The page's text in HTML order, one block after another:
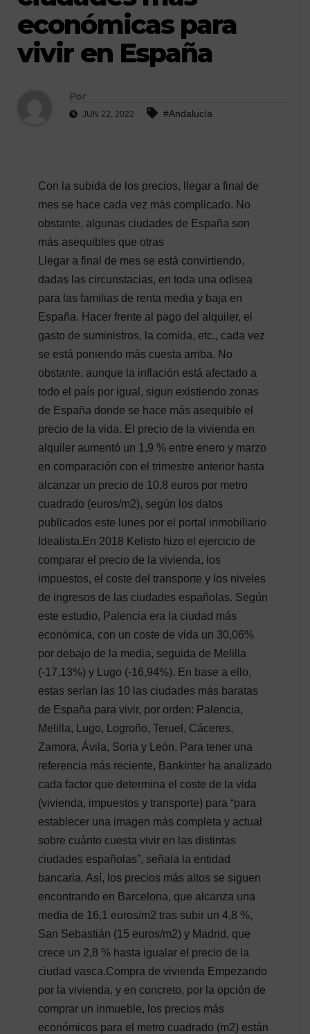
económicas para
vivir en España
Por
JUN 22, 2022 #Andalucía
Con la subida de los precios, llegar a final de
mes se hace cada vez más complicado. No
obstante, algunas ciudades de España son
más asequibles que otras
Llegar a final de mes se está convirtiendo,
dadas las circunstacias, en toda una odisea
para las familias de renta media y baja en
España. Hacer frente al pago del alquiler, el
gasto de suministros, la comida, etc., cada vez
se está poniendo más cuesta arriba. No
obstante, aunque la inflación está afectado a
todo el país por igual, sigun existiendo zonas
de España donde se hace más asequible el
precio de la vida. El precio de la vivienda en
alquiler aumentó un 1,9 % entre enero y marzo
en comparación con el trimestre anterior hasta
alcanzar un precio de 10,8 euros por metro
cuadrado (euros/m2), según los datos
publicados este lunes por el portal inmobiliario
Idealista.En 2018 Kelisto hizo el ejercicio de
comparar el precio de la vivienda, los
impuestos, el coste del transporte y los niveles
de ingresos de las ciudades españolas. Según
este estudio, Palencia era la ciudad más
económica, con un coste de vida un 30,06%
por debajo de la media, seguida de Melilla
(-17,13%) y Lugo (-16,94%). En base a ello,
estas serían las 10 las ciudades más baratas
de España para vivir, por orden: Palencia,
Melilla, Lugo, Logroño, Teruel, Cáceres,
Zamora, Ávila, Soria y León. Para tener una
referencia más reciente, Bankinter ha analizado
cada factor que determina el coste de la vida
(vivienda, impuestos y transporte) para “para
establecer una imagen más completa y actual
sobre cuánto cuesta vivir en las distintas
ciudades españolas”, señala la entidad
bancaria. Así, los precios más altos se siguen
encontrando en Barcelona, que alcanza una
media de 16,1 euros/m2 tras subir un 4,8 %,
San Sebastián (15 euros/m2) y Madrid, que
crece un 2,8 % hasta igualar el precio de la
ciudad vasca.Compra de vivienda Empezando
por la vivienda, y en concreto, por la opción de
comprar un inmueble, los precios más
económicos para el metro cuadrado (m2) están